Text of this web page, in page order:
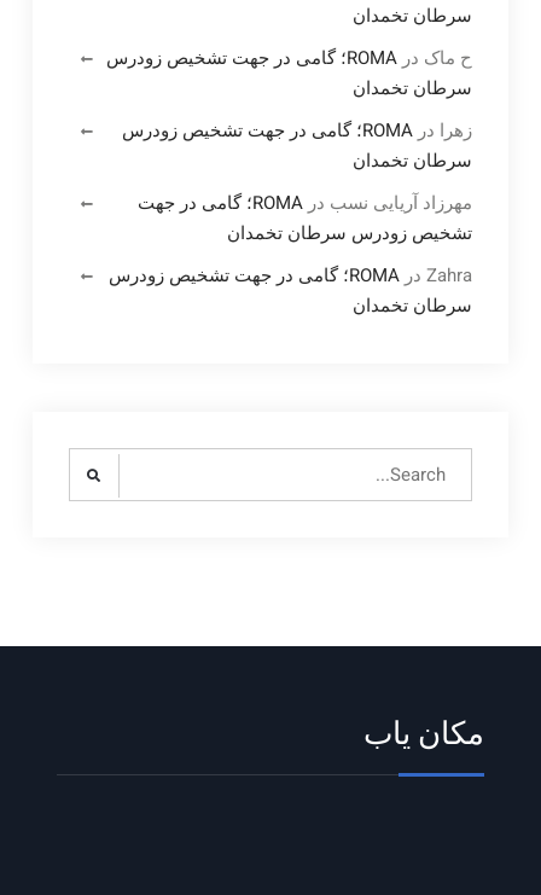
سرطان تخمدان
ح ماک در
ROMA؛ گامی در جهت تشخیص زودرس
سرطان تخمدان
زهرا در
ROMA؛ گامی در جهت تشخیص زودرس
سرطان تخمدان
مهرزاد آریایی نسب در
ROMA؛ گامی در جهت
تشخیص زودرس سرطان تخمدان
Zahraدر
ROMA؛ گامی در جهت تشخیص زودرس
سرطان تخمدان
Search
مکان یاب